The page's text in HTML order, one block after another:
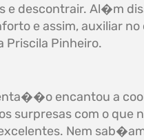
e descontrair. Al�m
e assim, auxiliar
Priscila Pinheiro.
encantou a
surpresas com o que
Nem